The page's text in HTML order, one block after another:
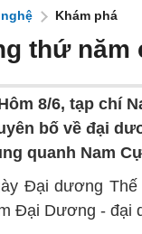
Khám phá
thứ năm
8/6, tạp chí
bố về đại
quanh Nam
Đại dương Thế
Đại Dương - đại